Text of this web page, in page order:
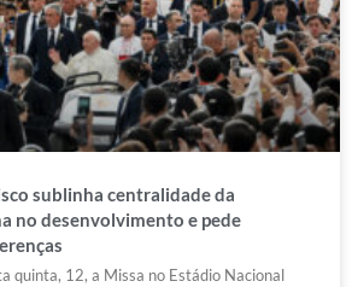
sublinha centralidade da
no desenvolvimento e pede
quinta, 12, a Missa no Estádio Nacional